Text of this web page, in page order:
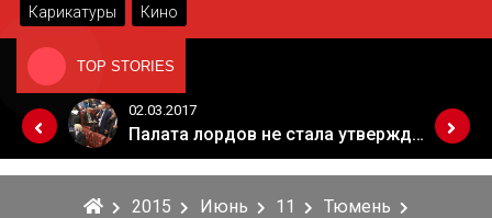
Карикатуры Кино
TOP STORIES
Когда Россия разрешит полеты в Грузию. Позиция Кремля
02.03.2017
Палата лордов не стала утверждать законопроект о "брексите"
2015 Июнь 11
Тюмень